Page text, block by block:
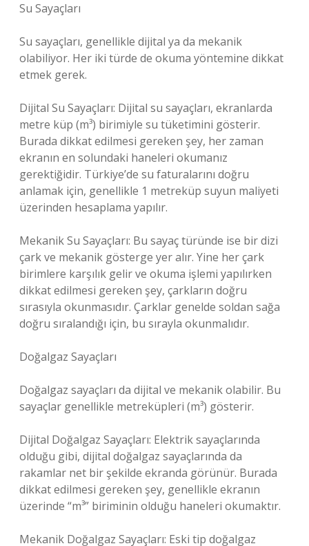
Su Sayaçları
Su sayaçları, genellikle dijital ya da mekanik
olabiliyor. Her iki türde de okuma yöntemine dikkat
etmek gerek.
Dijital Su Sayaçları: Dijital su sayaçları, ekranlarda
metre küp (m³) birimiyle su tüketimini gösterir.
Burada dikkat edilmesi gereken şey, her zaman
ekranın en solundaki haneleri okumanız
gerektiğidir. Türkiye’de su faturalarını doğru
anlamak için, genellikle 1 metreküp suyun maliyeti
üzerinden hesaplama yapılır.
Mekanik Su Sayaçları: Bu sayaç türünde ise bir dizi
çark ve mekanik gösterge yer alır. Yine her çark
birimlere karşılık gelir ve okuma işlemi yapılırken
dikkat edilmesi gereken şey, çarkların doğru
sırasıyla okunmasıdır. Çarklar genelde soldan sağa
doğru sıralandığı için, bu sırayla okunmalıdır.
Doğalgaz Sayaçları
Doğalgaz sayaçları da dijital ve mekanik olabilir. Bu
sayaçlar genellikle metreküpleri (m³) gösterir.
Dijital Doğalgaz Sayaçları: Elektrik sayaçlarında
olduğu gibi, dijital doğalgaz sayaçlarında da
rakamlar net bir şekilde ekranda görünür. Burada
dikkat edilmesi gereken şey, genellikle ekranın
üzerinde “m³” biriminin olduğu haneleri okumaktır.
Mekanik Doğalgaz Sayaçları: Eski tip doğalgaz